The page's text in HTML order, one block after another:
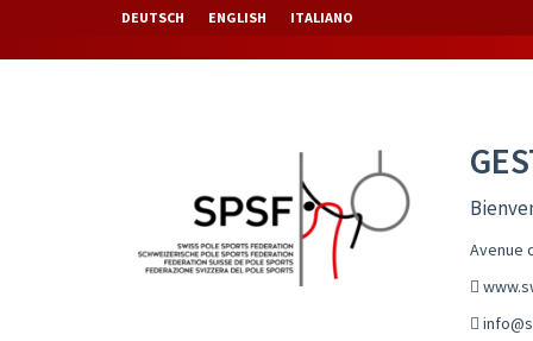
DEUTSCH ENGLISH ITALIANO
Avenue